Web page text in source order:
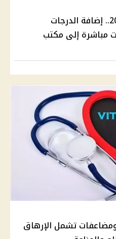
تظلمات الثانوية العامة 2026.. إضافة الدرجات
مباشرة إلى مكتب
د.. 7 أعراض ومضاعفات تشمل الإرهاق